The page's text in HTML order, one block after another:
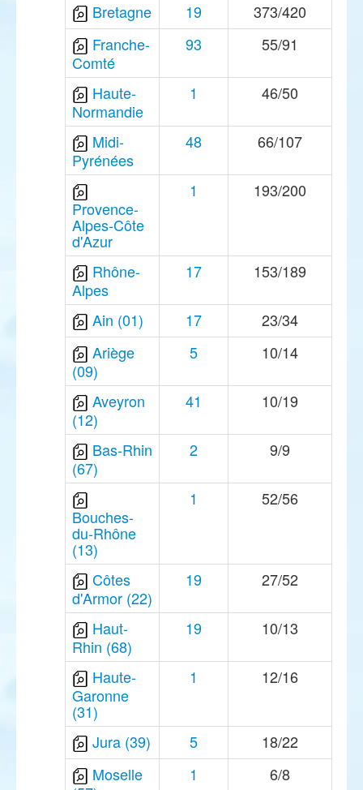
Bretagne 19
373/420
Franche-
Comté
93 55/91
Haute-
Normandie
1 46/50
Midi-
Pyrénées
48 66/107
Provence-
Alpes-Côte
d'Azur
1 193/200
Rhône-
Alpes
17 153/189
Ain (01) 17
23/34
Ariège
(09)
5 10/14
Aveyron
(12)
41 10/19
Bas-Rhin
(67)
2 9/9
Bouches-
du-Rhône
(13)
1 52/56
Côtes
d'Armor (22)
19 27/52
Haut-
Rhin (68)
19 10/13
Haute-
Garonne
(31)
1 12/16
Jura (39) 5
18/22
Moselle
1 6/8